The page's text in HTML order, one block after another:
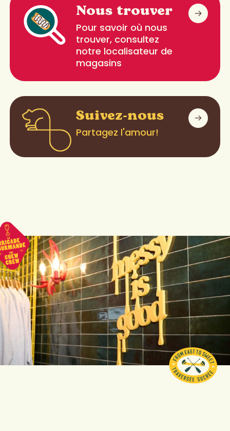
Nous trouver
Pour savoir où nous
trouver, consultez
notre localisateur de
magasins
Suivez-nous
Partagez l'amour!